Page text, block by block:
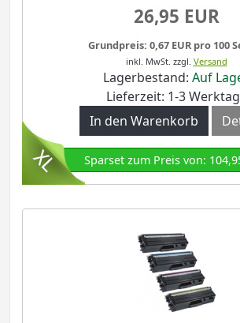
26,95 EUR
Grundpreis: 0,67 EUR pro 100
inkl. MwSt. zzgl. Versand
Lagerbestand: Auf
Lieferzeit: 1-3
In den Warenkorb
Sparset zum Preis von: